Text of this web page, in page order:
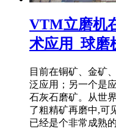
VTM立磨机
术应用_球磨
目前在铜矿、金矿
泛应用；另一个是
石灰石磨矿。从世
了粗精矿再磨中,可
已经是个非常成熟的